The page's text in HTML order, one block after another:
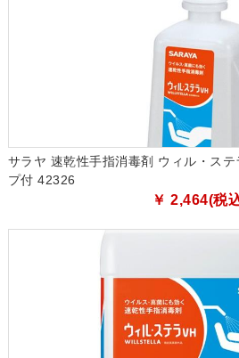
サラヤ 速乾性手指消毒剤 ウィル・ス
プ付 42326
￥ 2,464(税